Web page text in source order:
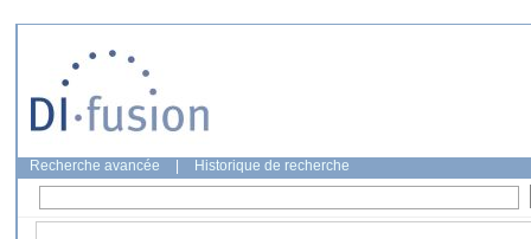
Recherche avancée Historique de recherche